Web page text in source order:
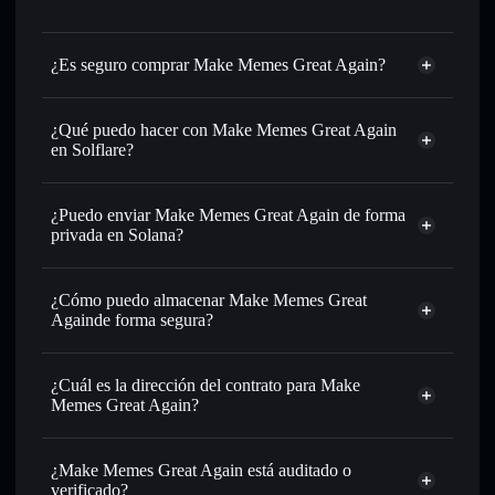
¿Es seguro comprar Make Memes Great Again?
Make Memes Great Again token verificado
¿Qué puedo hacer con Make Memes Great Again
en Solflare?
Make Memes Great Again cartera de Solflare
Intercambiar al instante
: operar con MMGA para SOL,
de órdenes inteligente para el mejor precio disponible
Establecer órdenes límite: automatizar las operaciones en
tu precio objetivo para MMGA
Utilizar DCA: promedio de coste en dólares en MMGA a
Enviar de forma privada
: transferir MMGA sin vincular
públicamente las carteras usando el agregador de privacidad
integrado de Solflare
Hacer un seguimiento en tiempo real: monitorizar el
precio, volumen, capitalización de mercado y liquidez de
¿Puedo enviar Make Memes Great Again de forma
privada en Solana?
cartera de Solflare
agregador de
Make Memes Great Again
¿Cómo puedo almacenar Make Memes Great
Againde forma segura?
Make Memes Great
¿Cuál es la dirección del contrato para Make
Memes Great Again?
Make Memes
87B6mb9KBjaF5NHrB3H33f7grdUHi4oWmMErjhZ5bonk
¿Make Memes Great Again está auditado o
verificado?